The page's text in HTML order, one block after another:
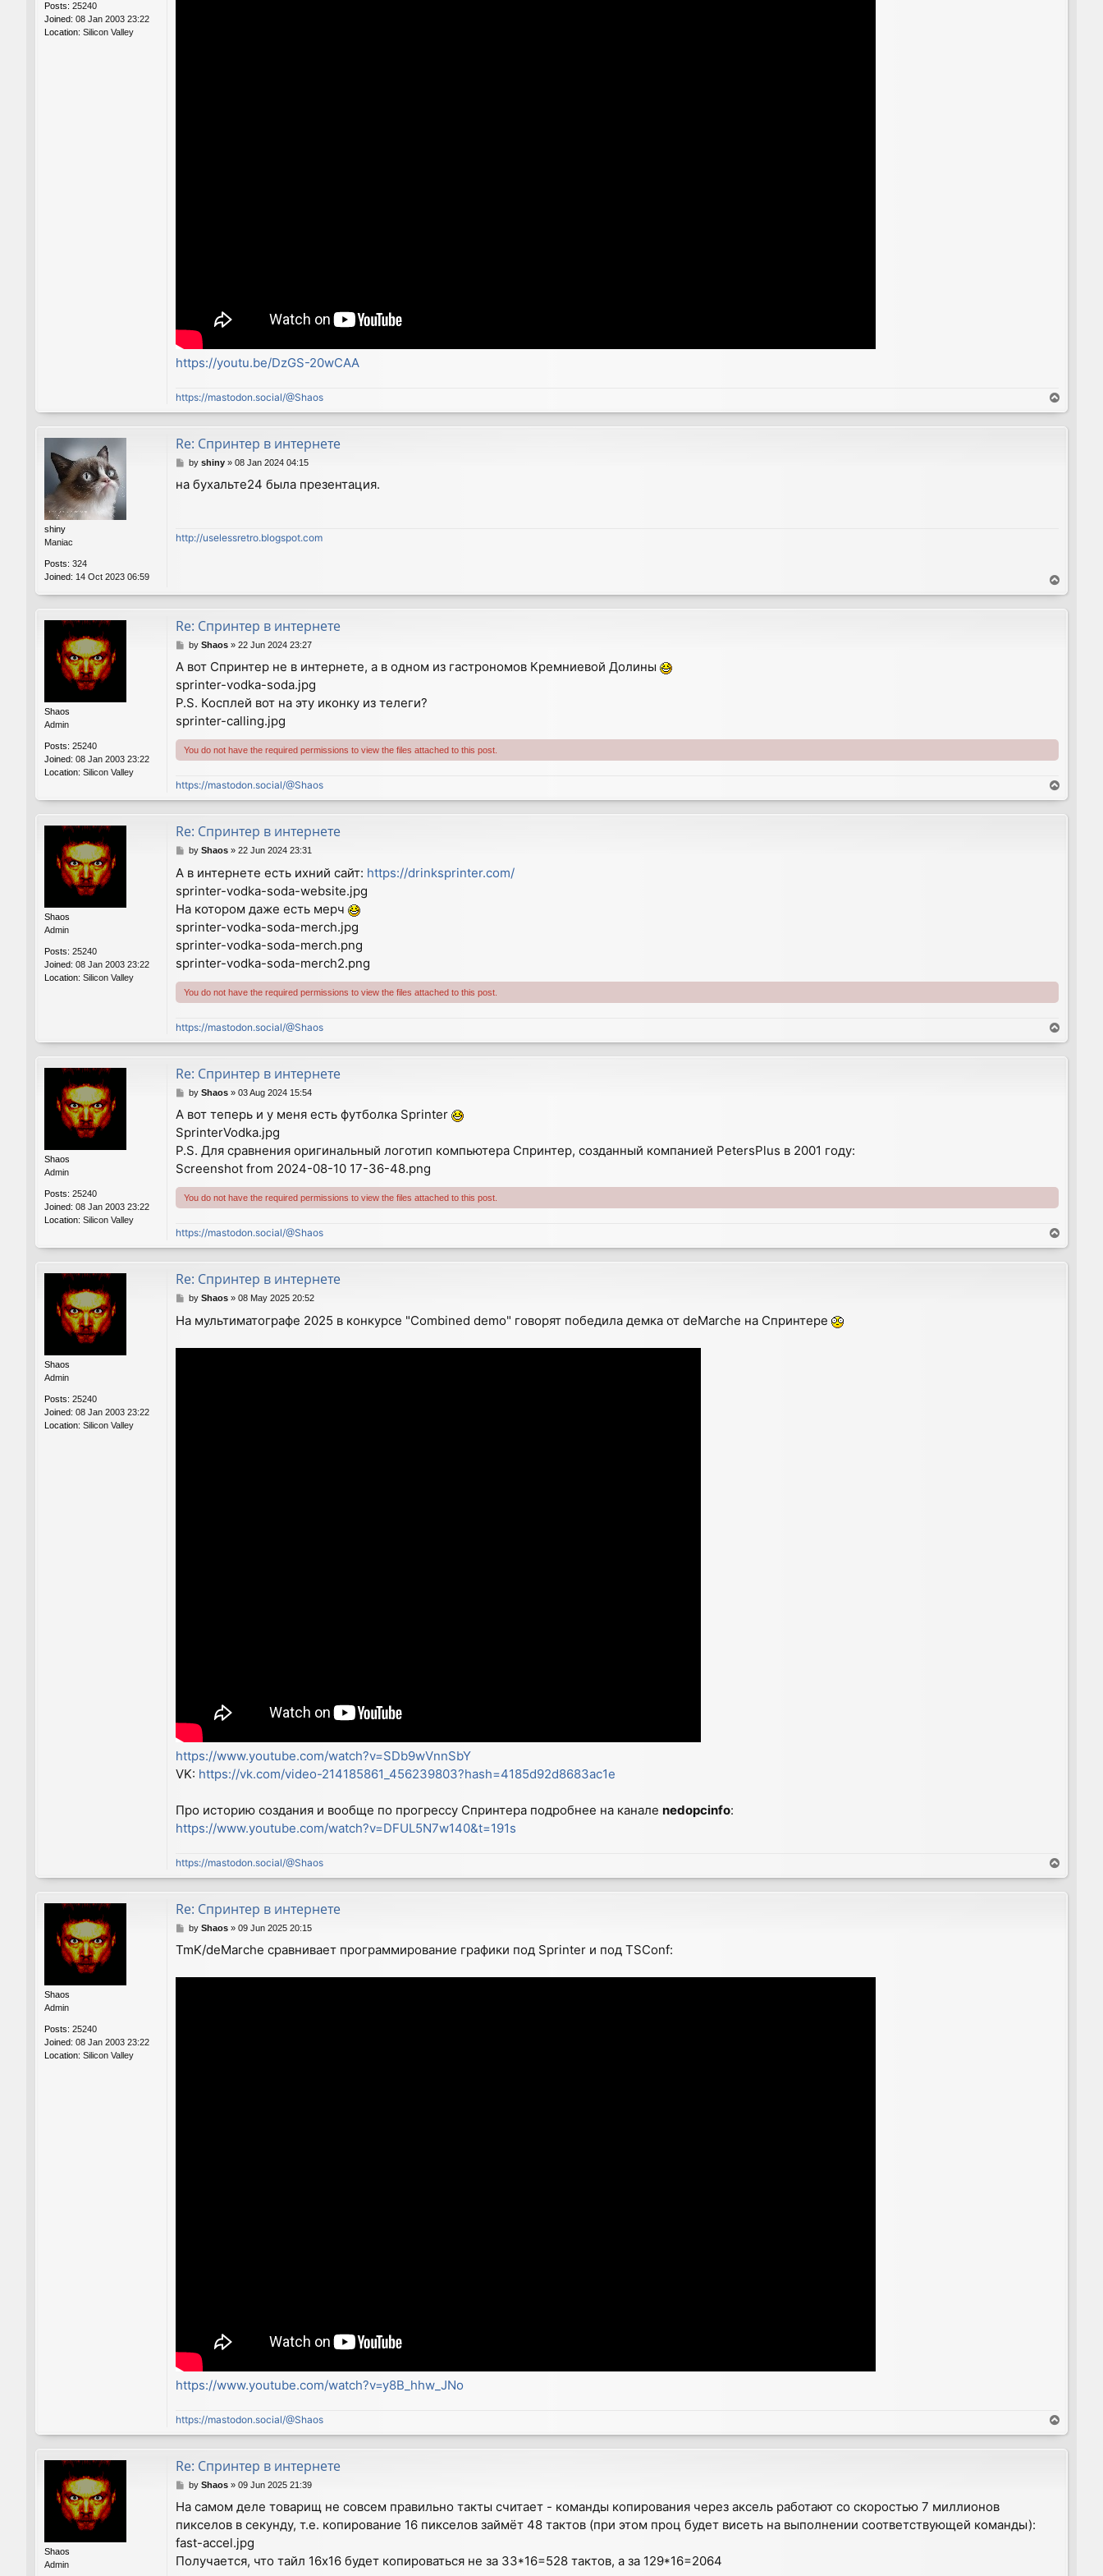
Posts: 25240
Joined: 08 Jan 2003 23:22
Location: Silicon Valley
https://youtu.be/DzGS-20wCAA
https://mastodon.social/@Shaos
o
p
shiny
Maniac
Posts: 324
Joined: 14 Oct 2023 06:59
Re: Спринтер в интернете
P
s
by shiny» 08 Jan 2024 04:15
на бухальте24 была презентация.
http://uselessretro.blogspot.com
o
p
Shaos
Admin
Posts: 25240
Joined: 08 Jan 2003 23:22
Location: Silicon Valley
Re: Спринтер в интернете
P
s
t
by Shaos» 22 Jun 2024 23:27
А вот Спринтер не в интернете, а в одном из гастрономов Кремниевой Долины
sprinter-vodka-soda.jpg
P.S. Косплей вот на эту иконку из телеги?
sprinter-calling.jpg
You do not have the required permissions to view the files attached to this post.
https://mastodon.social/@Shaos
o
p
Shaos
Admin
Posts: 25240
Joined: 08 Jan 2003 23:22
Location: Silicon Valley
Re: Спринтер в интернете
P
s
t
by Shaos» 22 Jun 2024 23:31
А в интернете есть ихний сайт: https://drinksprinter.com/
sprinter-vodka-soda-website.jpg
На котором даже есть мерч
sprinter-vodka-soda-merch.jpg
sprinter-vodka-soda-merch.png
sprinter-vodka-soda-merch2.png
You do not have the required permissions to view the files attached to this post.
https://mastodon.social/@Shaos
o
p
Shaos
Admin
Posts: 25240
Joined: 08 Jan 2003 23:22
Location: Silicon Valley
Re: Спринтер в интернете
P
s
t
by Shaos» 03 Aug 2024 15:54
А вот теперь и у меня есть футболка Sprinter
SprinterVodka.jpg
P.S. Для сравнения оригинальный логотип компьютера Спринтер, созданный компанией PetersPlus в 2001 году:
Screenshot from 2024-08-10 17-36-48.png
You do not have the required permissions to view the files attached to this post.
https://mastodon.social/@Shaos
o
p
Shaos
Admin
Posts: 25240
Joined: 08 Jan 2003 23:22
Location: Silicon Valley
Re: Спринтер в интернете
P
s
by Shaos» 08 May 2025 20:52
На мультиматографе 2025 в конкурсе "Combined demo" говорят победила демка от deMarche на Спринтере
https://www.youtube.com/watch?v=SDb9wVnnSbY
VK: https://vk.com/video-214185861_456239803?hash=4185d92d8683ac1e
Про историю создания и вообще по прогрессу Спринтера подробнее на канале nedopcinfo:
https://www.youtube.com/watch?v=DFUL5N7w140&t=191s
https://mastodon.social/@Shaos
o
p
Shaos
Admin
Posts: 25240
Joined: 08 Jan 2003 23:22
Location: Silicon Valley
Re: Спринтер в интернете
P
s
by Shaos» 09 Jun 2025 20:15
TmK/deMarche сравнивает программирование графики под Sprinter и под TSConf:
https://www.youtube.com/watch?v=y8B_hhw_JNo
https://mastodon.social/@Shaos
o
p
Shaos
Admin
Re: Спринтер в интернете
P
s
t
by Shaos» 09 Jun 2025 21:39
На самом деле товарищ не совсем правильно такты считает - команды копирования через аксель работают со скоростью 7 миллионов
пикселов в секунду, т.е. копирование 16 пикселов займёт 48 тактов (при этом проц будет висеть на выполнении соответствующей команды):
fast-accel.jpg
Получается, что тайл 16х16 будет копироваться не за 33*16=528 тактов, а за 129*16=2064